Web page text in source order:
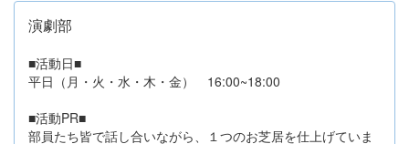
演劇部
■活動日■
平日（月・火・水・木・金） 16:00~18:00
■活動PR■
部員たち皆で話し合いながら、１つのお芝居を仕上げていま